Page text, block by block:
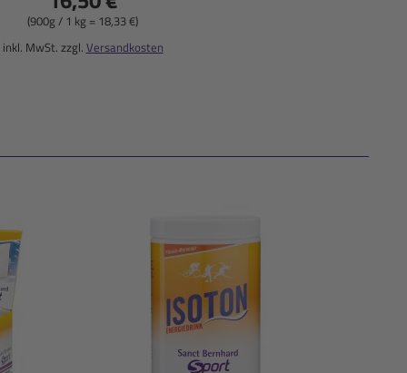
(900g / 1 kg = 18,33 €)
inkl. MwSt. zzgl. Versandkosten